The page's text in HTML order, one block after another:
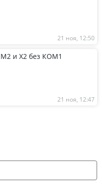
21 ноя, 12:50
и Х2 без КОМ1
21 ноя, 12:47